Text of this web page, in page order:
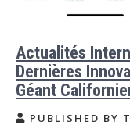
Actualités
Dernières
Géant
PUBLISHED BY